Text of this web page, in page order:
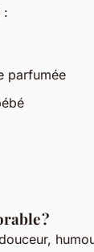
:
parfumée
?